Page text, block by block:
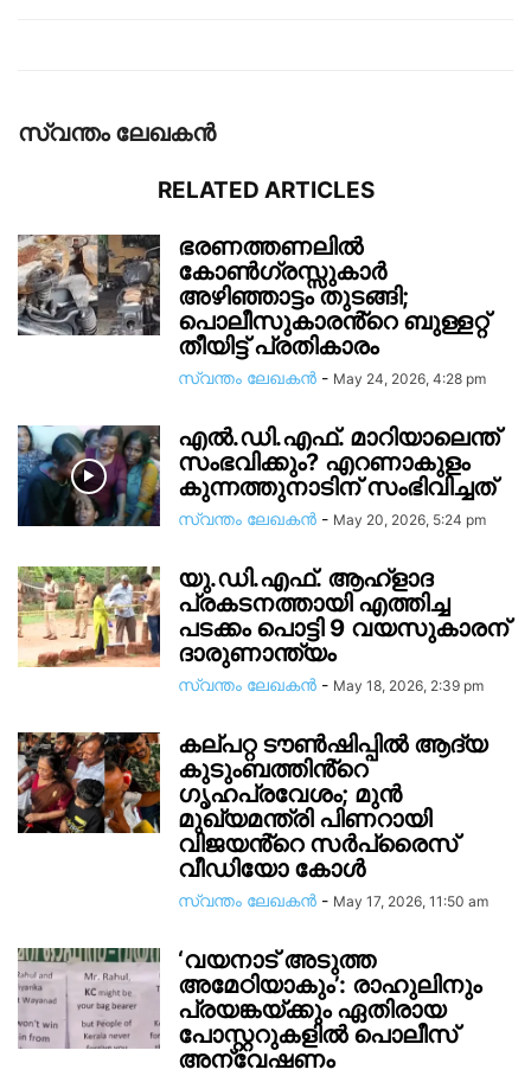
സ്വന്തം ലേഖകന്‍
RELATED ARTICLES
ഭരണത്തണലിൽ
കോൺഗ്രസ്സുകാർ
അഴിഞ്ഞാട്ടം തുടങ്ങി;
പൊലീസുകാരൻ്റെ ബുള്ളറ്റ്
തീയിട്ട് പ്രതികാരം
സ്വന്തം ലേഖകന്‍ - May 24, 2026, 4:28 pm
എൽ.ഡി.എഫ്. മാറിയാലെന്ത്
സംഭവിക്കും? എറണാകുളം
കുന്നത്തുനാടിന് സംഭിവിച്ചത്
സ്വന്തം ലേഖകന്‍ - May 20, 2026, 5:24 pm
യു.ഡി.എഫ്. ആഹ്ളാദ
പ്രകടനത്തായി എത്തിച്ച
പടക്കം പൊട്ടി 9 വയസുകാരന്
ദാരുണാന്ത്യം
സ്വന്തം ലേഖകന്‍ - May 18, 2026, 2:39 pm
കല്പറ്റ ട‍ൗൺഷിപ്പിൽ ആദ്യ
കുടുംബത്തിൻ്റെ ​
ഗൃഹപ്രവേശം; മുൻ
മുഖ്യമന്ത്രി പിണറായി
വിജയൻ്റെ സർപ്രൈസ്
വീഡിയോ കോൾ
സ്വന്തം ലേഖകന്‍ - May 17, 2026, 11:50 am
‘വയനാട് അടുത്ത
അമേഠിയാകും’: രാഹുലിനും
പ്രയങ്കയ്ക്കും ഏതിരായ
പോസ്റ്ററുകളിൽ പൊലീസ്
അന്വേഷണം